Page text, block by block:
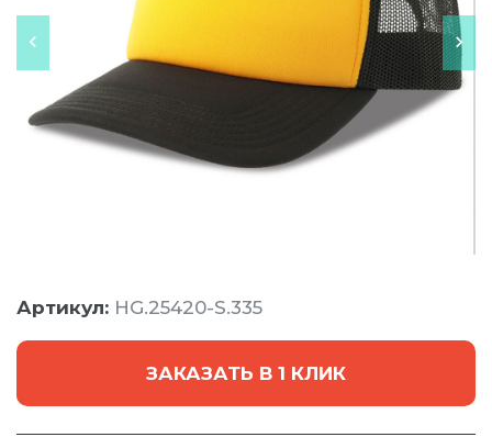
Артикул: HG.25420-S.335
ЗАКАЗАТЬ В 1 КЛИК